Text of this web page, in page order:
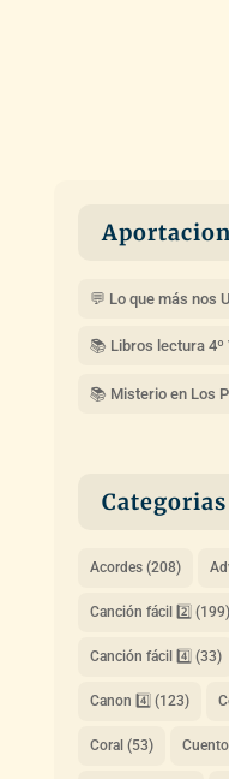
💬 Lo que más nos
📚 Libros lectura 4º
📚 Misterio en Los
Categorias
Acordes(208)
Canción fácil 2️⃣ (199)
Canción fácil 4️⃣ (33)
Canon 4️⃣ (123)
Coral(53) Cuento